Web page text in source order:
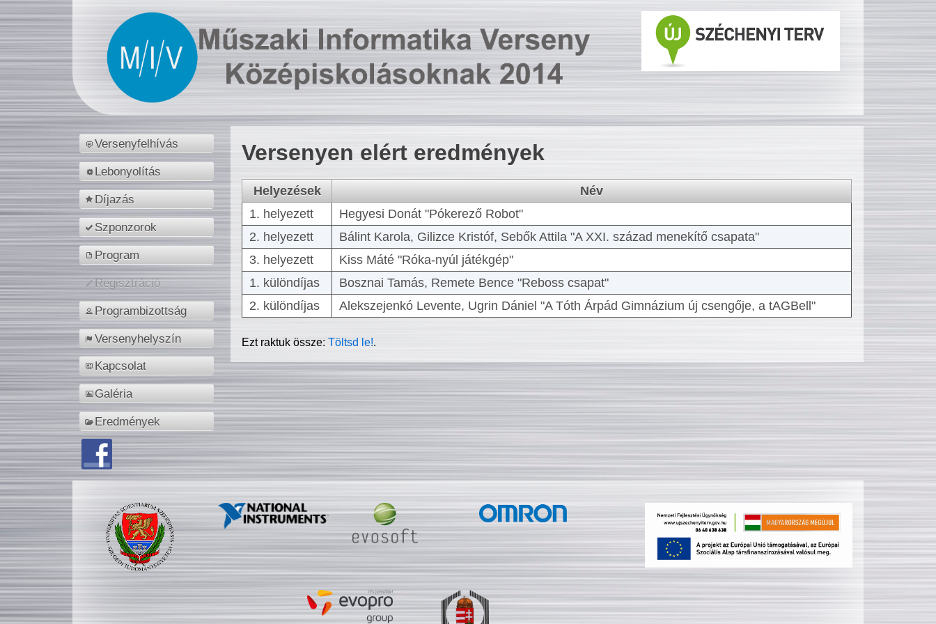
Versenyfelhívás
Lebonyolítás
Díjazás
Szponzorok
Program
Regisztráció
Programbizottság
Versenyhelyszín
Kapcsolat
Galéria
Eredmények
Versenyen elért eredmények
Helyezések
Név
1. helyezett
Hegyesi Donát "Pókerező Robot"
2. helyezett
Bálint Karola, Gilizce Kristóf, Sebők Attila "A XXI. század menekítő csapata"
3. helyezett
Kiss Máté "Róka-nyúl játékgép"
1. különdíjas
Bosznai Tamás, Remete Bence "Reboss csapat"
2. különdíjas
Alekszejenkó Levente, Ugrin Dániel "A Tóth Árpád Gimnázium új csengője, a tAGBell"
Ezt raktuk össze:Töltsd le!.